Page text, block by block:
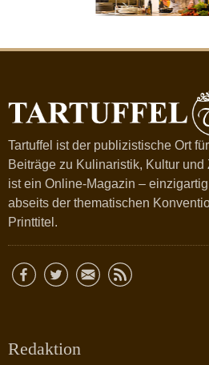
Tartuffel ist der publizistische Ort
Beiträge zu Kulinaristik, Kultur und
ist ein Online-Magazin –
abseits der thematischen
Printtitel.
Redaktion